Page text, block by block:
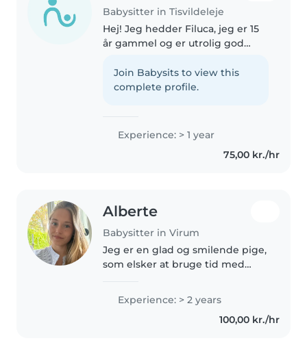
Babysitter in Tisvildeleje
Hej! Jeg hedder Filuca, jeg er 15
år gammel og er utrolig god
midlertidigt job som barnepige,
da jeg og min familie desværre
Join Babysits to view this
complete profile.
Experience: > 1 year
75,00 kr./hr
Alberte
Babysitter in Virum
Jeg er en glad og smilende pige,
som elsker at bruge tid med
omgivelser. Jeg er aktiv og kan
godt lide at røre mig, så jeg
Experience: > 2 years
100,00 kr./hr